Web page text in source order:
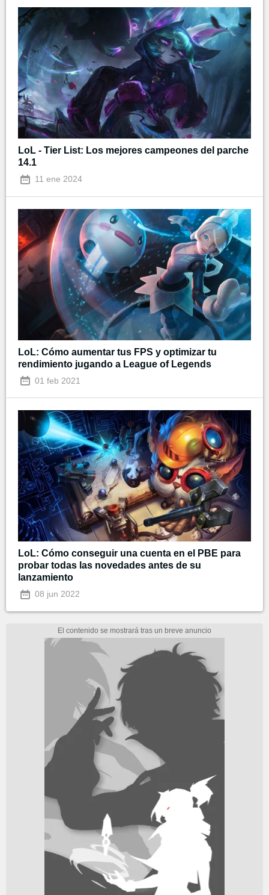
LoL - Tier List: Los mejores campeones del parche
14.1
11 ene 2024
LoL: Cómo aumentar tus FPS y optimizar tu
rendimiento jugando a League of Legends
01 feb 2021
LoL: Cómo conseguir una cuenta en el PBE para
probar todas las novedades antes de su
lanzamiento
08 jun 2022